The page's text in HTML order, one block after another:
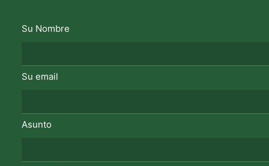
Su Nombre
Su email
Asunto